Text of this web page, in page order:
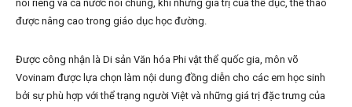
nói riêng và cả nước nói chung, khi những giá trị của thể dục, thể thao
được nâng cao trong giáo dục học đường.
Được công nhận là Di sản Văn hóa Phi vật thể quốc gia, môn võ
Vovinam được lựa chọn làm nội dung đồng diễn cho các em học sinh
bởi sự phù hợp với thể trạng người Việt và những giá trị đặc trưng của